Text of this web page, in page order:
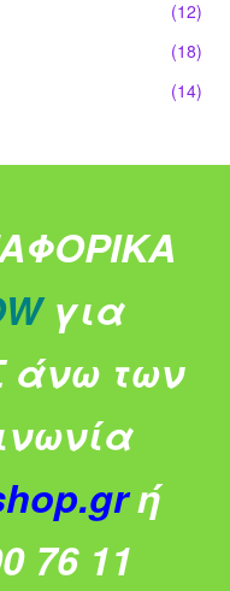
(12)
(18)
(14)
για
άνω των
ή
76 11